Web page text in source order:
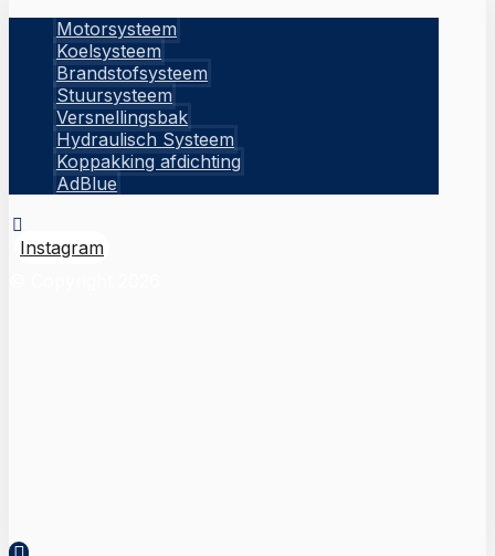
Motorsysteem
Koelsysteem
Brandstofsysteem
Stuursysteem
Versnellingsbak
Hydraulisch Systeem
Koppakking afdichting
AdBlue
Instagram